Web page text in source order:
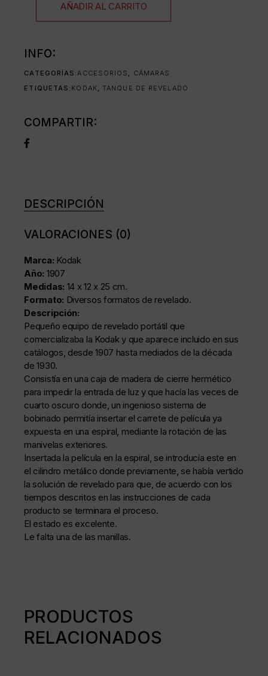
AÑADIR AL CARRITO
INFO:
CATEGORÍAS:ACCESORIOS , CÁMARAS
ETIQUETAS: KODAK,TANQUE DE REVELADO
COMPARTIR:
DESCRIPCIÓN
VALORACIONES (0)
Marca: Kodak
Año: 1907
Medidas: 14 x 12 x 25 cm.
Formato: Diversos formatos de revelado.
Descripción:
Pequeño equipo de revelado portátil que
comercializaba la Kodak y que aparece incluido en sus
catálogos, desde 1907 hasta mediados de la década
de 1930.
Consistía en una caja de madera de cierre hermético
para impedir la entrada de luz y que hacía las veces de
cuarto oscuro donde, un ingenioso sistema de
bobinado permitía insertar el carrete de película ya
expuesta en una espiral, mediante la rotación de las
manivelas exteriores.
Insertada la película en la espiral, se introducía este en
el cilindro metálico donde previamente, se había vertido
la solución de revelado para que, de acuerdo con los
tiempos descritos en las instrucciones de cada
producto se terminara el proceso.
El estado es excelente.
Le falta una de las manillas.
PRODUCTOS
RELACIONADOS